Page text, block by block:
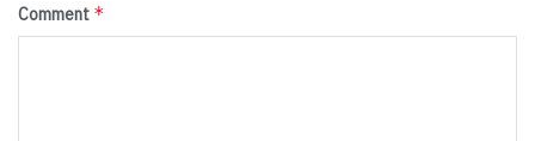
Comment *